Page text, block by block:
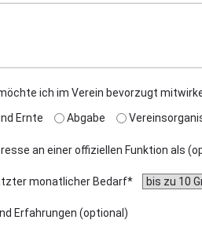
ich im Verein bevorzugt
Ernte
Abgabe
an einer offiziellen Funktion als
monatlicher Bedarf*
Erfahrungen (optional)